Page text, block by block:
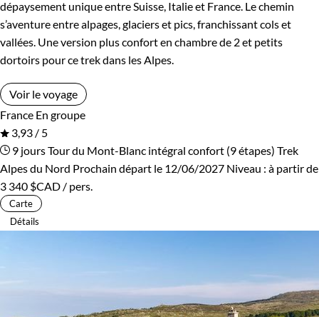
dépaysement unique entre Suisse, Italie et France. Le chemin
s’aventure entre alpages, glaciers et pics, franchissant cols et
vallées. Une version plus confort en chambre de 2 et petits
dortoirs pour ce trek dans les Alpes.
Voir le voyage
France En groupe
3,93 / 5
9 joursTour du Mont-Blanc intégral confort (9 étapes) Trek
Alpes du Nord Prochain départ le 12/06/2027 Niveau : à partir de
3 340 $CAD / pers.
Carte
Détails